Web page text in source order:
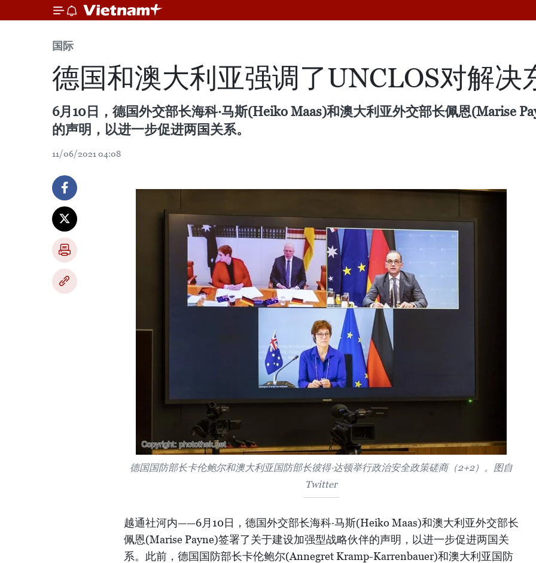
国际
德国和澳大利亚强调了UNCLOS对解决
6月10日，德国外交部长海科·马斯(Heiko Maas)和澳大利亚外交部长佩恩(Marise
的声明，以进一步促进两国关系。
11/06/2021 04:08
德国国防部长卡伦鲍尔和澳大利亚国防部长彼得·达顿举行政治安全政策磋商（2+2）。图自
Twitter
越通社河内——6月10日，德国外交部长海科·马斯(Heiko Maas)和澳大利亚外交部长
佩恩(Marise Payne)签署了关于建设加强型战略伙伴的声明，以进一步促进两国关
系。此前，德国国防部长卡伦鲍尔(Annegret Kramp-Karrenbauer)和澳大利亚国防